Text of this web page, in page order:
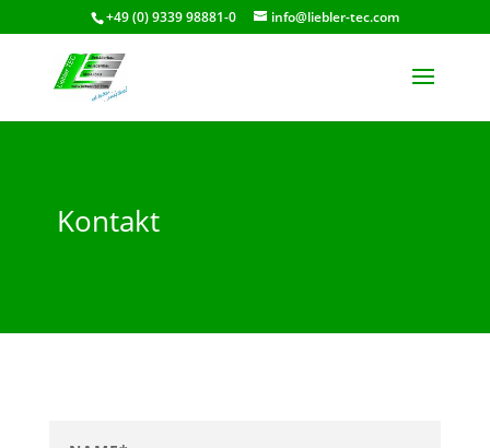
+49 (0) 9339 98881-0 info@liebler-tec.com
Kontakt